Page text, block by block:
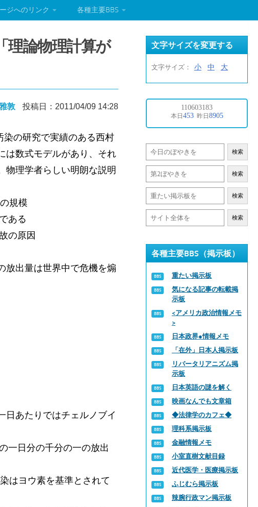
ジへのリンク 各種主要BBS
理論物理計算が
敦 投稿日：2011/04/09 14:28
の研究で実績のある西村
は数式モデルがあり、それ
物理学者らしい明朗な説明
規模
ある
の原因
放出量は世界中で危機を煽
日あたりではチェルノブイ
一日分の千分の一の放出
はヨウ素を基準とされて
文字サイズを変更する
文字サイズ： 小 中 大
検索
検索
検索
検索
各種主要BBS（掲示板）
重たい掲示板
気になる記事の転載掲
示板
<アメリカ政治情報メモ
>
日本政界●情報メモ
「在外」日本人掲示板
リバータリアニズム掲
示板
日本英語の謎を解く
映画なんでも文章箱
◆法律学のカフェ◆
理科系掲示板
金融情報メモ
小室直樹文献目録
近代医学・医療掲示板
ふじむら掲示板
辣腕行政マン掲示板